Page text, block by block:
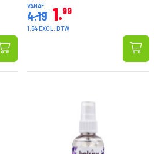
VANAF
4.19 1 99
1.64 EXCL. BTW